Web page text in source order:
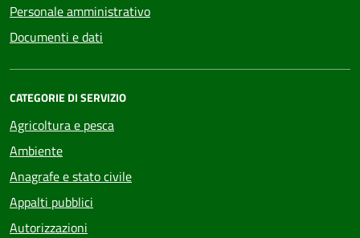
Personale amministrativo
Documenti e dati
CATEGORIE DI SERVIZIO
Agricoltura e pesca
Ambiente
Anagrafe e stato civile
Appalti pubblici
Autorizzazioni